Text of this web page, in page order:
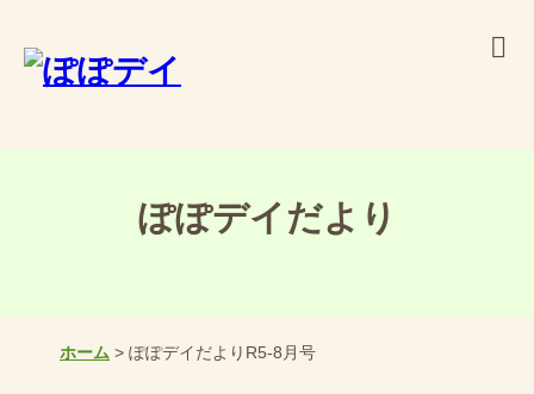
ぽぽデイだより
ホーム > ぽぽデイだよりR5-8月号